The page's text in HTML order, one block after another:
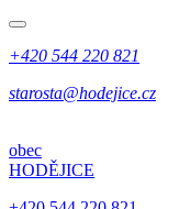
+420 544 220 821
starosta@hodejice.cz
obec
HODĚJICE